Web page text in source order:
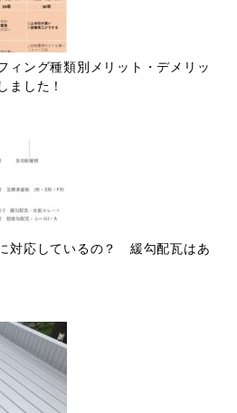
ィング種類別メリット・デメリッ
ました！
対応しているの？ 緩勾配瓦はあ